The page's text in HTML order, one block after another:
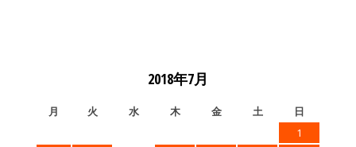
2018年7月
月 火 水 木 金 土
日
1